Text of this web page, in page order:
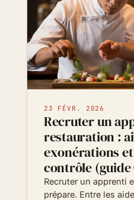
23 FÉVR. 2026
Recruter un
restauration :
exonérations
contrôle (guide
Recruter un apprenti
prépare. Entre les